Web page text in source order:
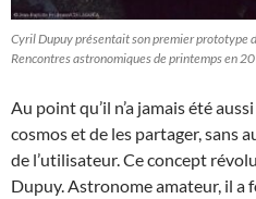
Cyril Dupuy présentait son premier prototype
Rencontres astronomiques de printemps en
Au point qu’il n’a jamais été
cosmos et de les partager, sans
de l’utilisateur. Ce concept
Dupuy. Astronome amateur, il a